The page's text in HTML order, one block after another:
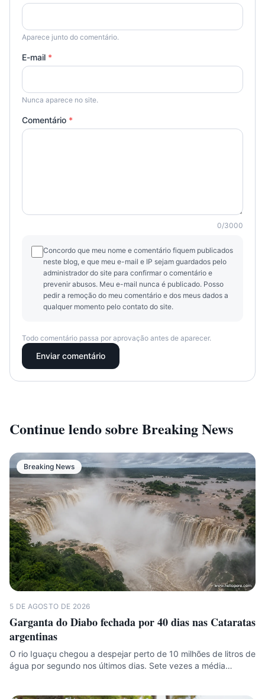
Aparece junto do comentário.
E-mail *
Nunca aparece no site.
Comentário *
0/3000
Concordo que meu nome e comentário fiquem publicados
neste blog, e que meu e-mail e IP sejam guardados pelo
administrador do site para confirmar o comentário e
prevenir abusos. Meu e-mail nunca é publicado. Posso
pedir a remoção do meu comentário e dos meus dados a
qualquer momento pelo contato do site.
Todo comentário passa por aprovação antes de aparecer.
Enviar comentário
Continue lendo sobre Breaking News
Breaking News
5 DE AGOSTO DE 2026
Garganta do Diabo fechada por 40 dias nas Cataratas
argentinas
O rio Iguaçu chegou a despejar perto de 10 milhões de litros de
água por segundo nos últimos dias. Sete vezes a média…